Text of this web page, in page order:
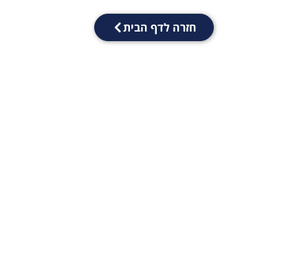
חזרה לדף הבית